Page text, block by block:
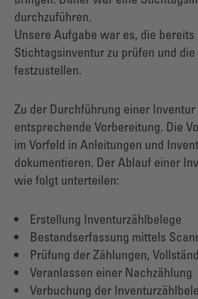
durchzuführen.
Unsere Aufgabe war es, die
Stichtagsinventur zu prüfen und
festzustellen.
Zu der Durchführung einer Inventur
entsprechende Vorbereitung. Die
im Vorfeld in Anleitungen und
dokumentieren. Der Ablauf einer
wie folgt unterteilen:
• Erstellung Inventurzählbelege
• Bestandserfassung mittels
• Prüfung der Zählungen,
• Veranlassen einer Nachzählung
• Verbuchung der